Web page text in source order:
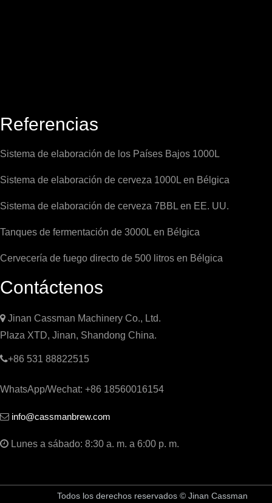
Referencias
Sistema de elaboración de los Países Bajos 1000L
Sistema de elaboración de cerveza 1000L en Bélgica
Sistema de elaboración de cerveza 7BBL en EE. UU.
Tanques de fermentación de 3000L en Bélgica
Cervecería de fuego directo de 500 litros en Bélgica
Contáctenos
 Jinan Cassman Machinery Co., Ltd.
Plaza XTD, Jinan, Shandong China.
+86 531 88822515
WhatsApp/Wechat: +86 18560016154
 info@cassmanbrew.com
 Lunes a sábado: 8:30 a. m. a 6:00 p. m.
Todos los derechos reservados © Jinan Cassman